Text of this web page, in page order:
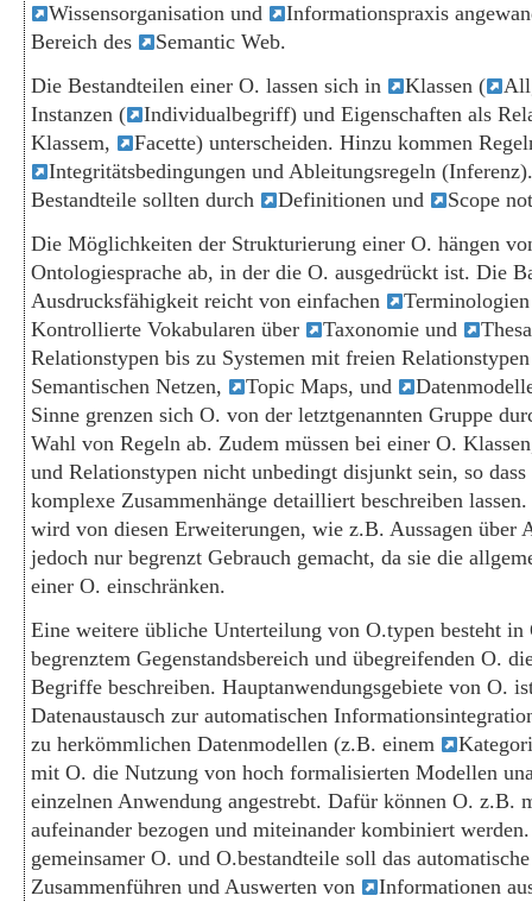
Wissensorganisation und
Informationspraxis
Bereich des
Semantic Web.
Die Bestandteilen einer O. lassen sich in
Klassen (
Instanzen (
Individualbegriff) und Eigenschaften als
Klassem,
Facette) unterscheiden. Hinzu kommen
Integritätsbedingungen und Ableitungsregeln
Bestandteile sollten durch
Definitionen und
Scope
Die Möglichkeiten der Strukturierung einer O. hängen
Ontologiesprache ab, in der die O. ausgedrückt ist. Die
Ausdrucksfähigkeit reicht von einfachen
Kontrollierte Vokabularen über
Taxonomie und
Relationstypen bis zu Systemen mit freien
Semantischen Netzen,
Topic Maps, und
Sinne grenzen sich O. von der letztgenannten Gruppe
Wahl von Regeln ab. Zudem müssen bei einer O.
und Relationstypen nicht unbedingt disjunkt sein, so dass
komplexe Zusammenhänge detailliert beschreiben
wird von diesen Erweiterungen, wie z.B. Aussagen über
jedoch nur begrenzt Gebrauch gemacht, da sie die
einer O. einschränken.
Eine weitere übliche Unterteilung von O.typen besteht in
begrenztem Gegenstandsbereich und übegreifenden O.
Begriffe beschreiben. Hauptanwendungsgebiete von O.
Datenaustausch zur automatischen
zu herkömmlichen Datenmodellen (z.B. einem
mit O. die Nutzung von hoch formalisierten Modellen
einzelnen Anwendung angestrebt. Dafür können O. z.B.
aufeinander bezogen und miteinander kombiniert
gemeinsamer O. und O.bestandteile soll das automatische
Zusammenführen und Auswerten von
Informationen